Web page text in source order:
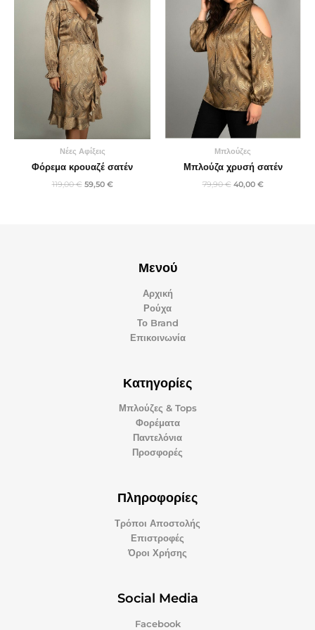
Νέες Αφίξεις
Φόρεμα κρουαζέ σατέν
119,00€ 59,50 €
Μπλούζες
Μπλούζα χρυσή σατέν
79,90€ 40,00 €
Μενού
Αρχική
Ρούχα
Το Brand
Επικοινωνία
Κατηγορίες
Μπλούζες & Tops
Φορέματα
Παντελόνια
Προσφορές
Πληροφορίες
Τρόποι Αποστολής
Επιστροφές
Όροι Χρήσης
Social Media
Facebook